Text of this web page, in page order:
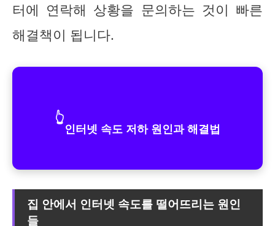
터에 연락해 상황을 문의하는 것이 빠른
해결책이 됩니다.
👆
인터넷 속도 저하 원인과 해결법
집 안에서 인터넷 속도를 떨어뜨리는 원인
들